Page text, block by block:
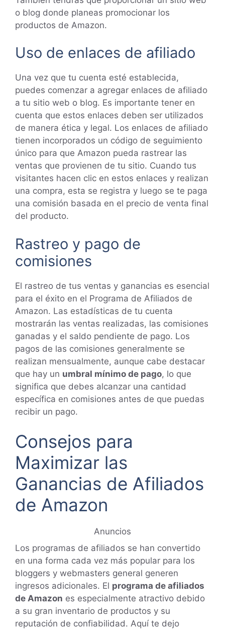
o blog donde planeas promocionar los
productos de Amazon.
Uso de enlaces de afiliado
Una vez que tu cuenta esté establecida,
puedes comenzar a agregar enlaces de afiliado
a tu sitio web o blog. Es importante tener en
cuenta que estos enlaces deben ser utilizados
de manera ética y legal. Los enlaces de afiliado
tienen incorporados un código de seguimiento
único para que Amazon pueda rastrear las
ventas que provienen de tu sitio. Cuando tus
visitantes hacen clic en estos enlaces y realizan
una compra, esta se registra y luego se te paga
una comisión basada en el precio de venta final
del producto.
Rastreo y pago de
comisiones
El rastreo de tus ventas y ganancias es esencial
para el éxito en el Programa de Afiliados de
Amazon. Las estadísticas de tu cuenta
mostrarán las ventas realizadas, las comisiones
ganadas y el saldo pendiente de pago. Los
pagos de las comisiones generalmente se
realizan mensualmente, aunque cabe destacar
que hay un umbral mínimo de pago, lo que
significa que debes alcanzar una cantidad
específica en comisiones antes de que puedas
recibir un pago.
Consejos para
Maximizar las
Ganancias de Afiliados
de Amazon
Anuncios
Los programas de afiliados se han convertido
en una forma cada vez más popular para los
bloggers y webmasters general generen
ingresos adicionales. El programa de afiliados
de Amazon es especialmente atractivo debido
a su gran inventario de productos y su
reputación de confiabilidad. Aquí te dejo